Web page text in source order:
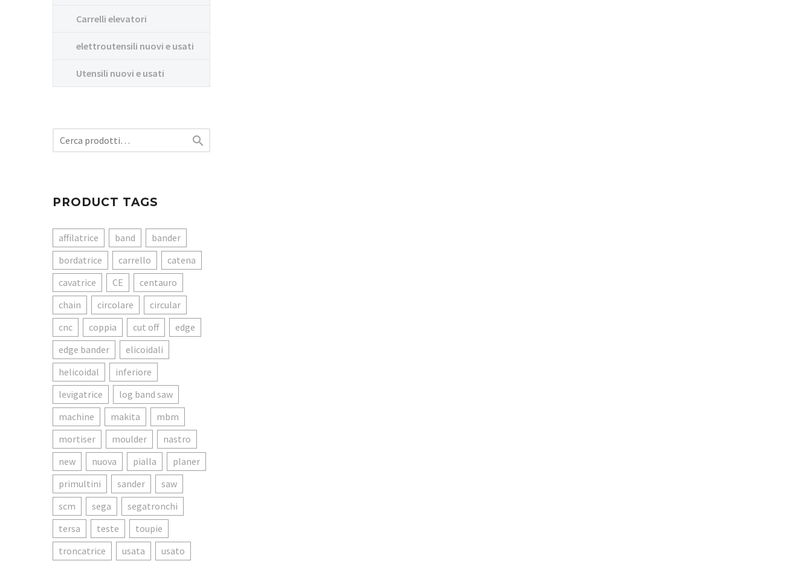
Carrelli elevatori
elettroutensili nuovi e usati
Utensili nuovi e usati

PRODUCT TAGS
affilatrice band
bander
bordatrice
carrello
catena
cavatrice
CE
centauro
chain
circolare
circular
cnc
coppia cut off
edge
edge bander
elicoidali
helicoidal
inferiore
levigatrice
log band saw
machine
makita
mbm
mortiser
moulder
nastro
new
nuova pialla
planer
primultini
sander
saw
scm
sega
segatronchi
tersa
teste
toupie
troncatrice
usata
usato